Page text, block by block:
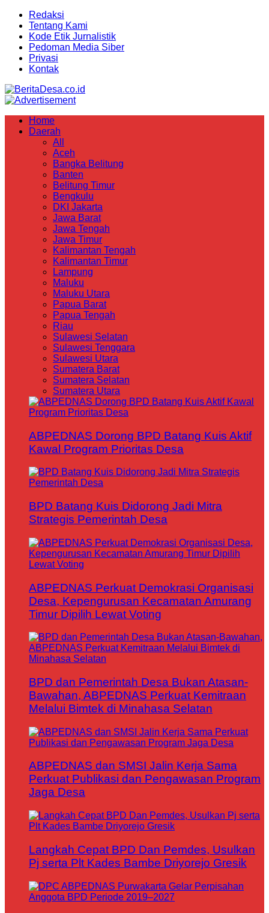
Redaksi
Tentang Kami
Kode Etik Jurnalistik
Pedoman Media Siber
Privasi
Kontak
Home
Daerah
All
Aceh
Bangka Belitung
Banten
Belitung Timur
Bengkulu
DKI Jakarta
Jawa Barat
Jawa Tengah
Jawa Timur
Kalimantan Tengah
Kalimantan Timur
Lampung
Maluku
Maluku Utara
Papua Barat
Papua Tengah
Riau
Sulawesi Selatan
Sulawesi Tenggara
Sulawesi Utara
Sumatera Barat
Sumatera Selatan
Sumatera Utara
ABPEDNAS Dorong BPD Batang Kuis Aktif
Kawal Program Prioritas Desa
BPD Batang Kuis Didorong Jadi Mitra
Strategis Pemerintah Desa
ABPEDNAS Perkuat Demokrasi Organisasi
Desa, Kepengurusan Kecamatan Amurang
Timur Dipilih Lewat Voting
BPD dan Pemerintah Desa Bukan Atasan-
Bawahan, ABPEDNAS Perkuat Kemitraan
Melalui Bimtek di Minahasa Selatan
ABPEDNAS dan SMSI Jalin Kerja Sama
Perkuat Publikasi dan Pengawasan Program
Jaga Desa
Langkah Cepat BPD Dan Pemdes, Usulkan
Pj serta Plt Kades Bambe Driyorejo Gresik